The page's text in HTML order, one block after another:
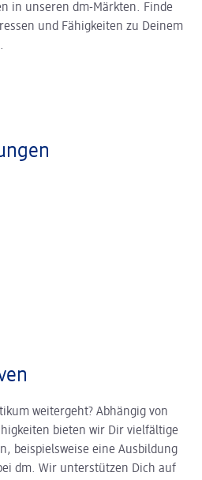
in unseren dm-Märkten. Finde
und Fähigkeiten zu Deinem
weitergeht? Abhängig von
bieten wir Dir vielfältige
beispielsweise eine Ausbildung
dm. Wir unterstützen Dich auf